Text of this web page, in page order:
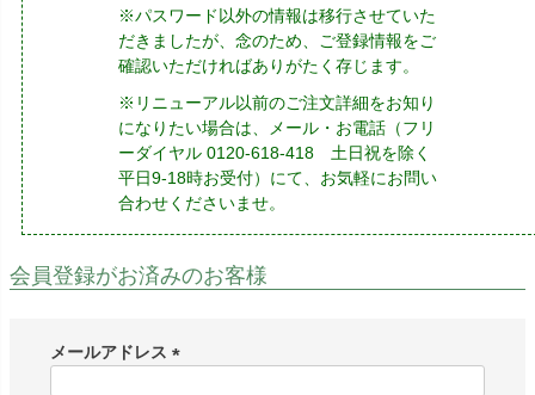
※パスワード以外の情報は移行させていた
だきましたが、念のため、ご登録情報をご
確認いただければありがたく存じます。
※リニューアル以前のご注文詳細をお知り
になりたい場合は、メール・お電話（フリ
ーダイヤル 0120-618-418 土日祝を除く
平日9-18時お受付）にて、お気軽にお問い
合わせくださいませ。
会員登録がお済みのお客様
メールアドレス